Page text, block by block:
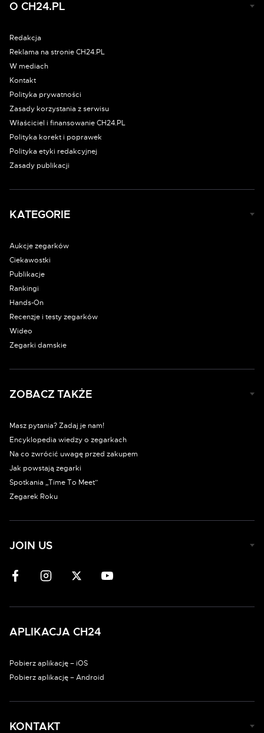
O CH24.PL
Redakcja
Reklama na stronie CH24.PL
W mediach
Kontakt
Polityka prywatności
Zasady korzystania z serwisu
Właściciel i finansowanie CH24.PL
Polityka korekt i poprawek
Polityka etyki redakcyjnej
Zasady publikacji
KATEGORIE
Aukcje zegarków
Ciekawostki
Publikacje
Rankingi
Hands-On
Recenzje i testy zegarków
Wideo
Zegarki damskie
ZOBACZ TAKŻE
Masz pytania? Zadaj je nam!
Encyklopedia wiedzy o zegarkach
Na co zwrócić uwagę przed zakupem
Jak powstają zegarki
Spotkania „Time To Meet”
Zegarek Roku
JOIN US
APLIKACJA CH24
Pobierz aplikację – iOS
Pobierz aplikację – Android
KONTAKT